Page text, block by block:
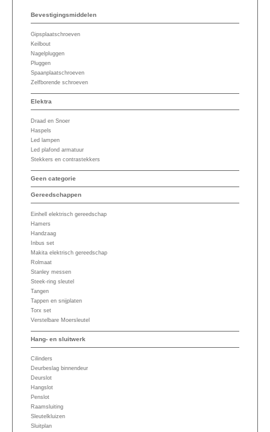
Bevestigingsmiddelen
Gipsplaatschroeven
Keilbout
Nagelpluggen
Pluggen
Spaanplaatschroeven
Zelfborende schroeven
Elektra
Draad en Snoer
Haspels
Led lampen
Led plafond armatuur
Stekkers en contrastekkers
Geen categorie
Gereedschappen
Einhell elektrisch gereedschap
Hamers
Handzaag
Inbus set
Makita elektrisch gereedschap
Rolmaat
Stanley messen
Steek-ring sleutel
Tangen
Tappen en snijplaten
Torx set
Verstelbare Moersleutel
Hang- en sluitwerk
Cilinders
Deurbeslag binnendeur
Deurslot
Hangslot
Penslot
Raamsluiting
Sleutelkluizen
Sluitplan